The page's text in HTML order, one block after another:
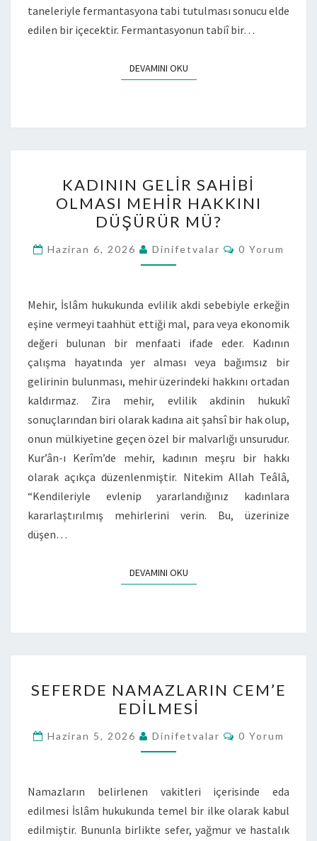
taneleriyle fermantasyona tabi tutulması sonucu elde
edilen bir içecektir. Fermantasyonun tabiî bir…
DEVAMINI OKU
KADININ GELIR SAHIBI
OLMASI MEHIR HAKKINI
DÜŞÜRÜR MÜ?
Haziran 6, 2026 Dinifetvalar 0 Yorum
Mehir, İslâm hukukunda evlilik akdi sebebiyle erkeğin
eşine vermeyi taahhüt ettiği mal, para veya ekonomik
değeri bulunan bir menfaati ifade eder. Kadının
çalışma hayatında yer alması veya bağımsız bir
gelirinin bulunması, mehir üzerindeki hakkını ortadan
kaldırmaz. Zira mehir, evlilik akdinin hukukî
sonuçlarından biri olarak kadına ait şahsî bir hak olup,
onun mülkiyetine geçen özel bir malvarlığı unsurudur.
Kur’ân-ı Kerîm’de mehir, kadının meşru bir hakkı
olarak açıkça düzenlenmiştir. Nitekim Allah Teâlâ,
“Kendileriyle evlenip yararlandığınız kadınlara
kararlaştırılmış mehirlerini verin. Bu, üzerinize
düşen…
DEVAMINI OKU
SEFERDE NAMAZLARIN CEM’E
EDİLMESİ
Haziran 5, 2026 Dinifetvalar 0 Yorum
Namazların belirlenen vakitleri içerisinde eda
edilmesi İslâm hukukunda temel bir ilke olarak kabul
edilmiştir. Bununla birlikte sefer, yağmur ve hastalık